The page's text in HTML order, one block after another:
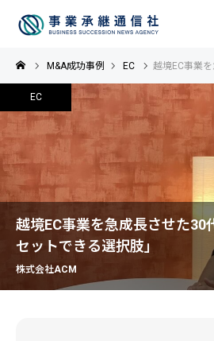
M&A成功事例 EC 越境EC事業を急成長さ
越境EC事業を急成長させた30
セットできる選択肢」
株式会社ACM
EC